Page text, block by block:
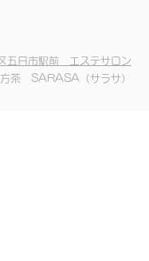
五日市駅前　エステサロン
茶　SARASA（サラサ）